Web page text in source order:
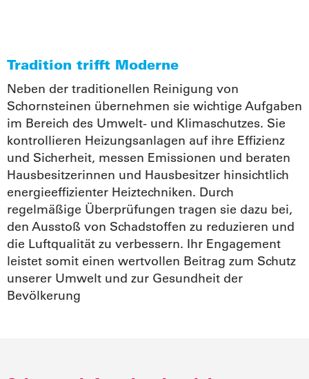
Tradition trifft Moderne
Neben der traditionellen Reinigung von
Schornsteinen übernehmen sie wichtige Aufgaben
im Bereich des Umwelt- und Klimaschutzes. Sie
kontrollieren Heizungsanlagen auf ihre Effizienz
und Sicherheit, messen Emissionen und beraten
Hausbesitzerinnen und Hausbesitzer hinsichtlich
energieeffizienter Heiztechniken. Durch
regelmäßige Überprüfungen tragen sie dazu bei,
den Ausstoß von Schadstoffen zu reduzieren und
die Luftqualität zu verbessern. Ihr Engagement
leistet somit einen wertvollen Beitrag zum Schutz
unserer Umwelt und zur Gesundheit der
Bevölkerung